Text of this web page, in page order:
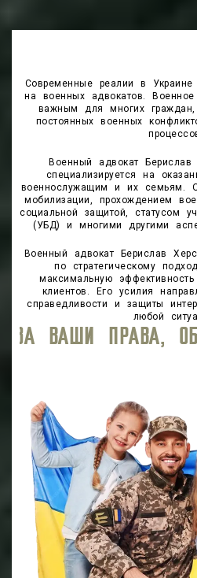
Современные реалии в Украине
на военных адвокатов.
важным для многих
постоянных военных
Военный адвокат Берислав
специализируется на
военнослужащим и их семьям.
мобилизации, прохождением
социальной защитой, статусом
(УБД) и многими другими
Военный адвокат Берислав
по стратегическому
максимальную
клиентов. Его усилия
справедливости и защиты
любой
УРОВЕНЬ